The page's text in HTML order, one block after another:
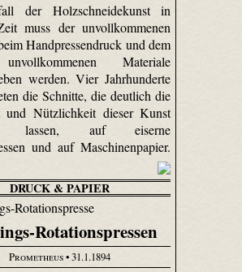
der Holzschneidekunst in
muss der unvollkommenen
Handpressendruck und dem
Materiale
werden. Vier Jahrhunderte
die Schnitte, die deutlich die
und Nützlichkeit dieser Kunst
lassen, auf eiserne
und auf Maschinenpapier.
DRUCK & PAPIER
Rotationspressen
Prometheus• 31.1.1894